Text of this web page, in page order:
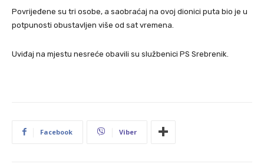
Povrijeđene su tri osobe, a saobraćaj na ovoj dionici puta bio je u
potpunosti obustavljen više od sat vremena.
Uviđaj na mjestu nesreće obavili su službenici PS Srebrenik.
Facebook Viber